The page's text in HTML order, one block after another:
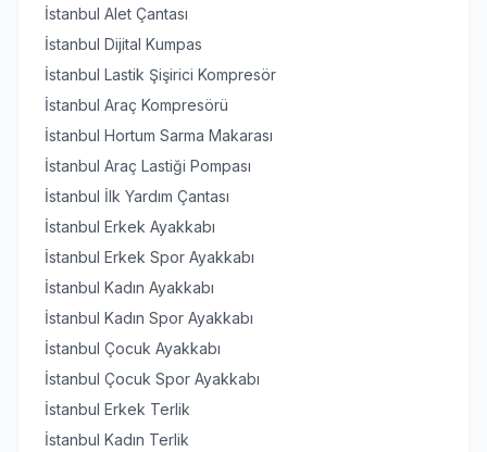
İstanbul Alet Çantası
İstanbul Dijital Kumpas
İstanbul Lastik Şişirici Kompresör
İstanbul Araç Kompresörü
İstanbul Hortum Sarma Makarası
İstanbul Araç Lastiği Pompası
İstanbul İlk Yardım Çantası
İstanbul Erkek Ayakkabı
İstanbul Erkek Spor Ayakkabı
İstanbul Kadın Ayakkabı
İstanbul Kadın Spor Ayakkabı
İstanbul Çocuk Ayakkabı
İstanbul Çocuk Spor Ayakkabı
İstanbul Erkek Terlik
İstanbul Kadın Terlik